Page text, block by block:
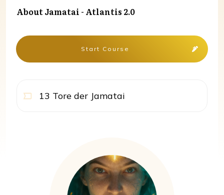
AboutJamatai - Atlantis 2.0
Start Course
13 Tore der Jamatai